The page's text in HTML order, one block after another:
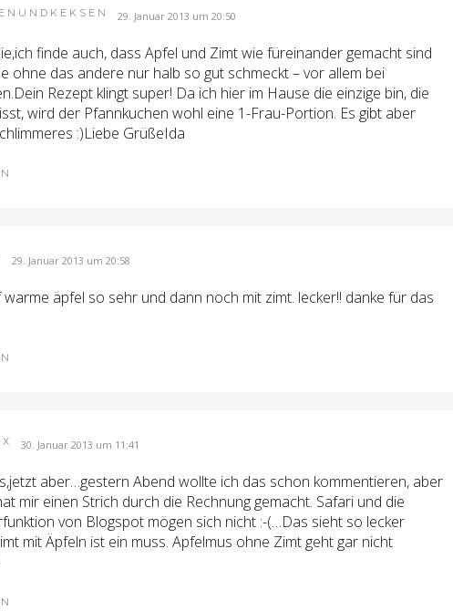
29. Januar 2013 um 20:50
finde auch, dass Apfel und Zimt wie füreinander gemacht sind
ohne das andere nur halb so gut schmeckt – vor allem bei
Rezept klingt super! Da ich hier im Hause die einzige bin, die
wird der Pfannkuchen wohl eine 1-Frau-Portion. Es gibt aber
:)Liebe GrüßeIda
29. Januar 2013 um 20:58
äpfel so sehr und dann noch mit zimt. lecker!! danke für das
30. Januar 2013 um 11:41
aber…gestern Abend wollte ich das schon kommentieren, aber
mir einen Strich durch die Rechnung gemacht. Safari und die
von Blogspot mögen sich nicht :-(…Das sieht so lecker
mit Äpfeln ist ein muss. Apfelmus ohne Zimt geht gar nicht